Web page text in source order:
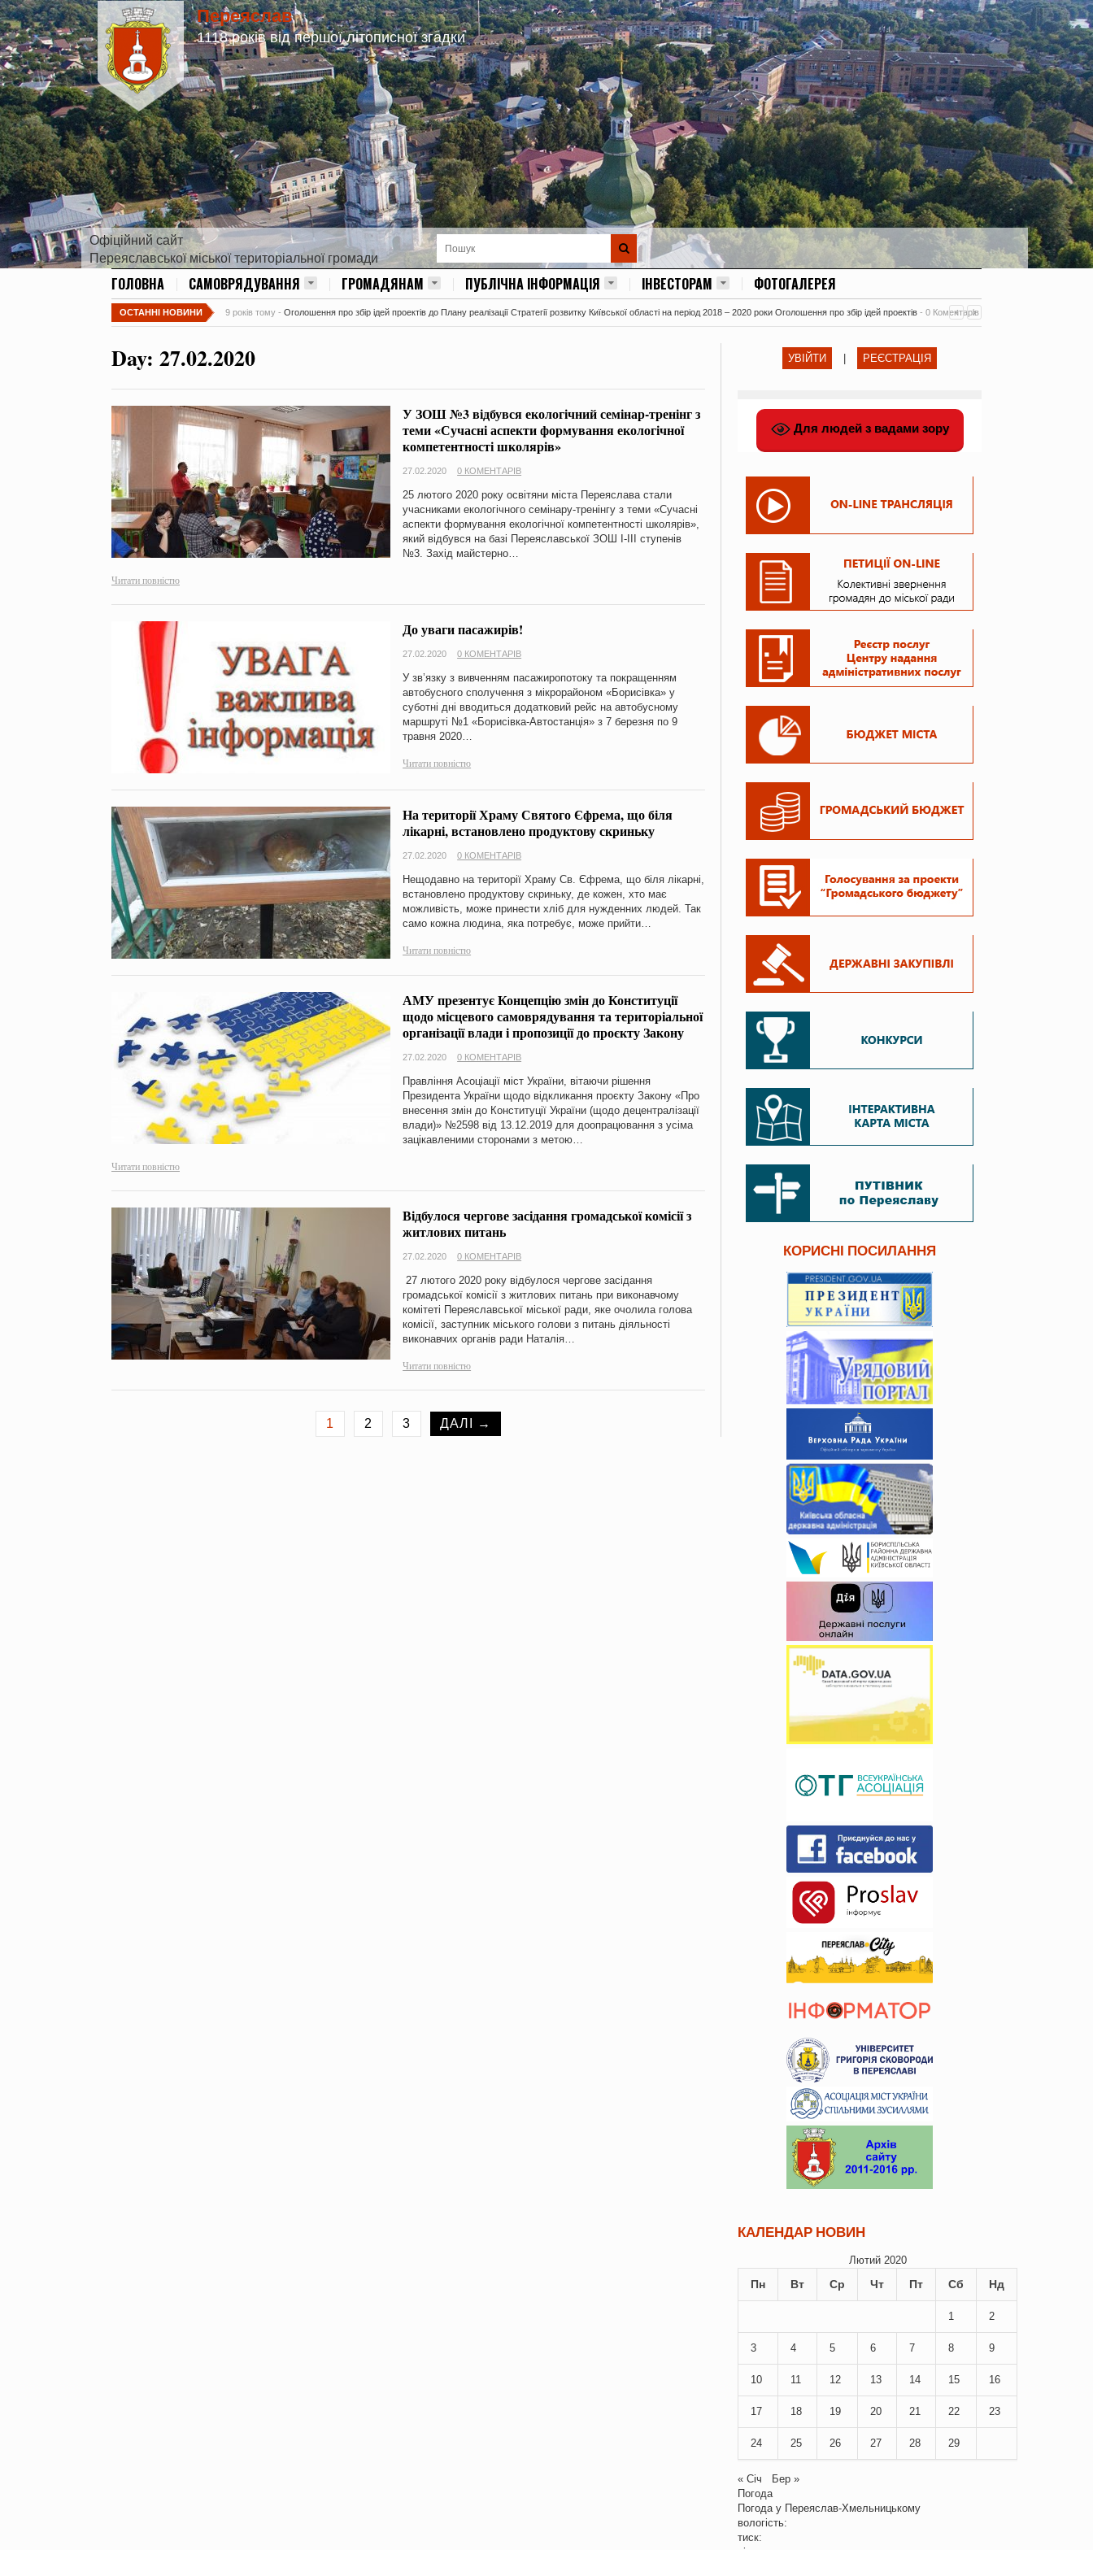
Переяслав
1118 років від першої літописної згадки
Офіційний сайт
Переяславської міської територіальної громади
ГОЛОВНА САМОВРЯДУВАННЯ ГРОМАДЯНАМ ПУБЛІЧНА ІНФОРМАЦІЯ ІНВЕСТОРАМ ФОТОГАЛЕРЕЯ
ОСТАННІ НОВИНИ 9 років тому - Оголошення про збір ідей проектів до Плану реалізації Стратегії розвитку Київської області на період 2018 – 2020 роки Оголошення про збір ідей проектів - 0 Коментарів
Day: 27.02.2020
У ЗОШ №3 відбувся екологічний семінар-тренінг з
теми «Сучасні аспекти формування екологічної
компетентності школярів»
27.02.2020 0 КОМЕНТАРІВ
25 лютого 2020 року освітяни міста Переяслава стали
учасниками екологічного семінару-тренінгу з теми «Сучасні
аспекти формування екологічної компетентності школярів»,
який відбувся на базі Переяславської ЗОШ І-ІІІ ступенів
№3. Захід майстерно…
Читати повністю
До уваги пасажирів!
27.02.2020 0 КОМЕНТАРІВ
У зв’язку з вивченням пасажиропотоку та покращенням
автобусного сполучення з мікрорайоном «Борисівка» у
суботні дні вводиться додатковий рейс на автобусному
маршруті №1 «Борисівка-Автостанція» з 7 березня по 9
травня 2020…
Читати повністю
На території Храму Святого Єфрема, що біля
лікарні, встановлено продуктову скриньку
27.02.2020 0 КОМЕНТАРІВ
Нещодавно на території Храму Св. Єфрема, що біля лікарні,
встановлено продуктову скриньку, де кожен, хто має
можливість, може принести хліб для нужденних людей. Так
само кожна людина, яка потребує, може прийти…
Читати повністю
АМУ презентує Концепцію змін до Конституції
щодо місцевого самоврядування та територіальної
організації влади і пропозиції до проєкту Закону
27.02.2020 0 КОМЕНТАРІВ
Правління Асоціації міст України, вітаючи рішення
Президента України щодо відкликання проєкту Закону «Про
внесення змін до Конституції України (щодо децентралізації
влади)» №2598 від 13.12.2019 для доопрацювання з усіма
зацікавленими сторонами з метою…
Читати повністю
Відбулося чергове засідання громадської комісії з
житлових питань
27.02.2020 0 КОМЕНТАРІВ
27 лютого 2020 року відбулося чергове засідання
громадської комісії з житлових питань при виконавчому
комітеті Переяславської міської ради, яке очолила голова
комісії, заступник міського голови з питань діяльності
виконавчих органів ради Наталія…
Читати повністю
1 2 3 ДАЛІ →
УВІЙТИ РЕЄСТРАЦІЯ
Для людей з вадами зору
КОРИСНІ ПОСИЛАННЯ
КАЛЕНДАР НОВИН
Лютий 2020
Пн Вт Ср Чт Пт Сб Нд
1 2
3 4 5 6 7 8 9
10 11 12 13 14 15 16
17 18 19 20 21 22 23
24 25 26 27 28 29
« Січ
Бер »
Погода
Погода у Переяслав-Хмельницькому
вологість:
тиск: